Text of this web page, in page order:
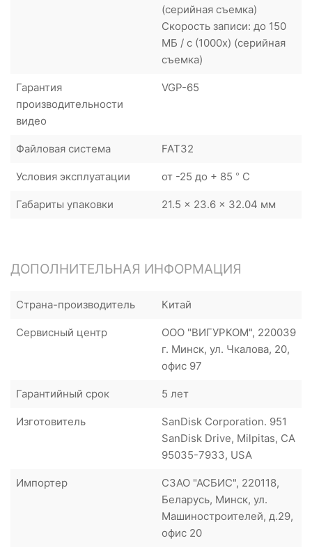
(серийная съемка)
Скорость записи: до 150
МБ / с (1000x) (серийная
съемка)
Гарантия
производительности
видео
VGP-65
Файловая система FAT32
Условия эксплуатации от -25 до + 85 ° C
Габариты упаковки 21.5 x 23.6 x 32.04 мм
ДОПОЛНИТЕЛЬНАЯ ИНФОРМАЦИЯ
Страна-производитель Китай
Сервисный центр
ООО "ВИГУРКОМ", 220039
г. Минск, ул. Чкалова, 20,
офис 97
Гарантийный срок 5 лет
Изготовитель
SanDisk Corporation. 951
SanDisk Drive, Milpitas, CA
95035-7933, USA
Импортер
СЗАО "АСБИС", 220118,
Беларусь, Минск, ул.
Машиностроителей, д.29,
офис 20